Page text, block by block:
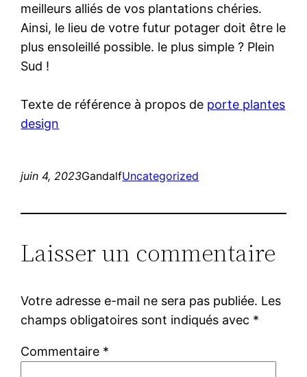
meilleurs alliés de vos plantations chéries.
Ainsi, le lieu de votre futur potager doit être le
plus ensoleillé possible. le plus simple ? Plein
Sud !
Texte de référence à propos de porte plantes
design
juin 4, 2023GandalfUncategorized
Laisser un commentaire
Votre adresse e-mail ne sera pas publiée. Les
champs obligatoires sont indiqués avec *
Commentaire *